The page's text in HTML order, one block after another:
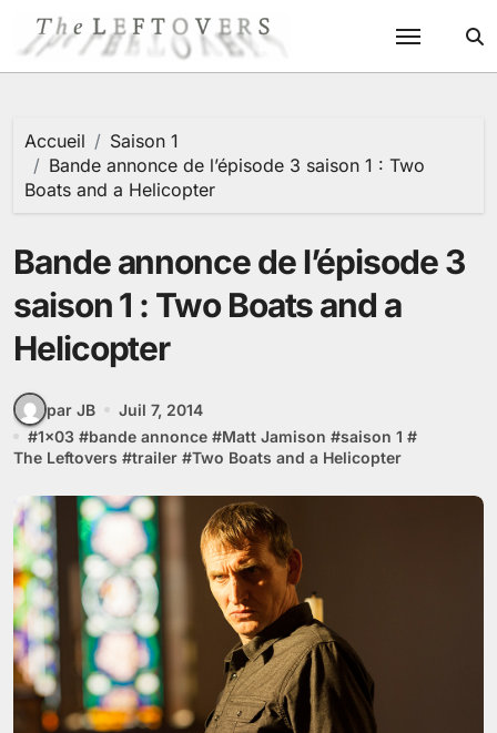
contenu
Accueil
Saison 1
Bande annonce de l’épisode 3 saison 1 : Two
Boats and a Helicopter
Bande annonce de l’épisode 3
saison 1 : Two Boats and a
Helicopter
par JB
Juil 7, 2014
#1x03 #bande annonce #Matt Jamison #saison 1 #
The Leftovers #trailer #Two Boats and a Helicopter